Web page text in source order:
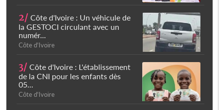
2/ Côte d'Ivoire : Un véhicule de
la GESTOCI circulant avec un
numér...
Côte d'Ivoire
3/ Côte d'Ivoire : L'établissement
de la CNI pour les enfants dès
05...
Côte d'Ivoire